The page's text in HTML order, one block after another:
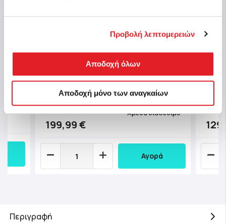
Προβολή λεπτομερειών
Αποδοχή όλων
Αποδοχή μόνο των αναγκαίων
Chicco Καρότσι Μωρού We με
Τσάντα Μεταφοράς για Παιδί έως
22kg
Κωδ.: O06-79885-19
199,99 €
Άμεσα διαθέσιμο
Αγορά
για
Περιγραφή